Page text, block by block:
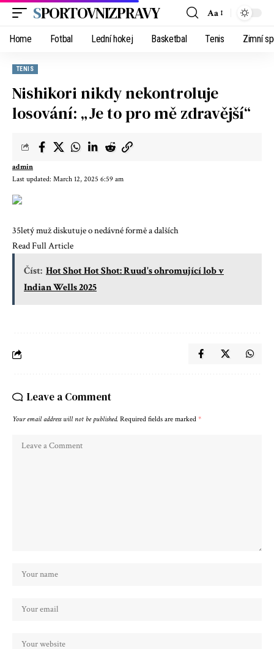
SPORTOVNIZPRAVY Aa
Home Fotbal Lední hokej Basketbal Tenis Zimní
TENIS
Nishikori nikdy nekontroluje
losování: „Je to pro mě zdravější“
Last updated: March 12, 2025 6:59 am
admin
35letý muž diskutuje o nedávné formě a dalších
Read Full Article
Číst: Hot Shot Hot Shot: Ruud's ohromující lob v
Indian Wells 2025
Leave a Comment
Your email address will not be published. Required fields are marked *